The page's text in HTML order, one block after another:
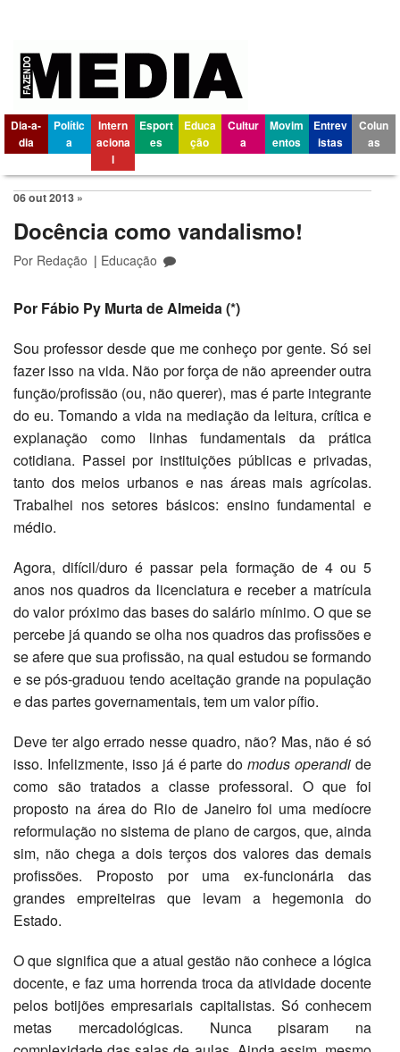
Dia-a-
dia
Polític
a
Intern
aciona
l
Esport
es
Educa
ção
Cultur
a
Movim
entos
Entrev
istas
Colun
as
06 out 2013 »
Docência como vandalismo!
Por Redação | Educação
Por Fábio Py Murta de Almeida (*)
Sou professor desde que me conheço por gente. Só sei
fazer isso na vida. Não por força de não apreender outra
função/profissão (ou, não querer), mas é parte integrante
do eu. Tomando a vida na mediação da leitura, crítica e
explanação como linhas fundamentais da prática
cotidiana. Passei por instituições públicas e privadas,
tanto dos meios urbanos e nas áreas mais agrícolas.
Trabalhei nos setores básicos: ensino fundamental e
médio.
Agora, difícil/duro é passar pela formação de 4 ou 5
anos nos quadros da licenciatura e receber a matrícula
do valor próximo das bases do salário mínimo. O que se
percebe já quando se olha nos quadros das profissões e
se afere que sua profissão, na qual estudou se formando
e se pós-graduou tendo aceitação grande na população
e das partes governamentais, tem um valor pífio.
Deve ter algo errado nesse quadro, não? Mas, não é só
isso. Infelizmente, isso já é parte domodus operandi de
como são tratados a classe professoral. O que foi
proposto na área do Rio de Janeiro foi uma medíocre
reformulação no sistema de plano de cargos, que, ainda
sim, não chega a dois terços dos valores das demais
profissões. Proposto por uma ex-funcionária das
grandes empreiteiras que levam a hegemonia do
Estado.
O que significa que a atual gestão não conhece a lógica
docente, e faz uma horrenda troca da atividade docente
pelos botijões empresariais capitalistas. Só conhecem
metas mercadológicas. Nunca pisaram na